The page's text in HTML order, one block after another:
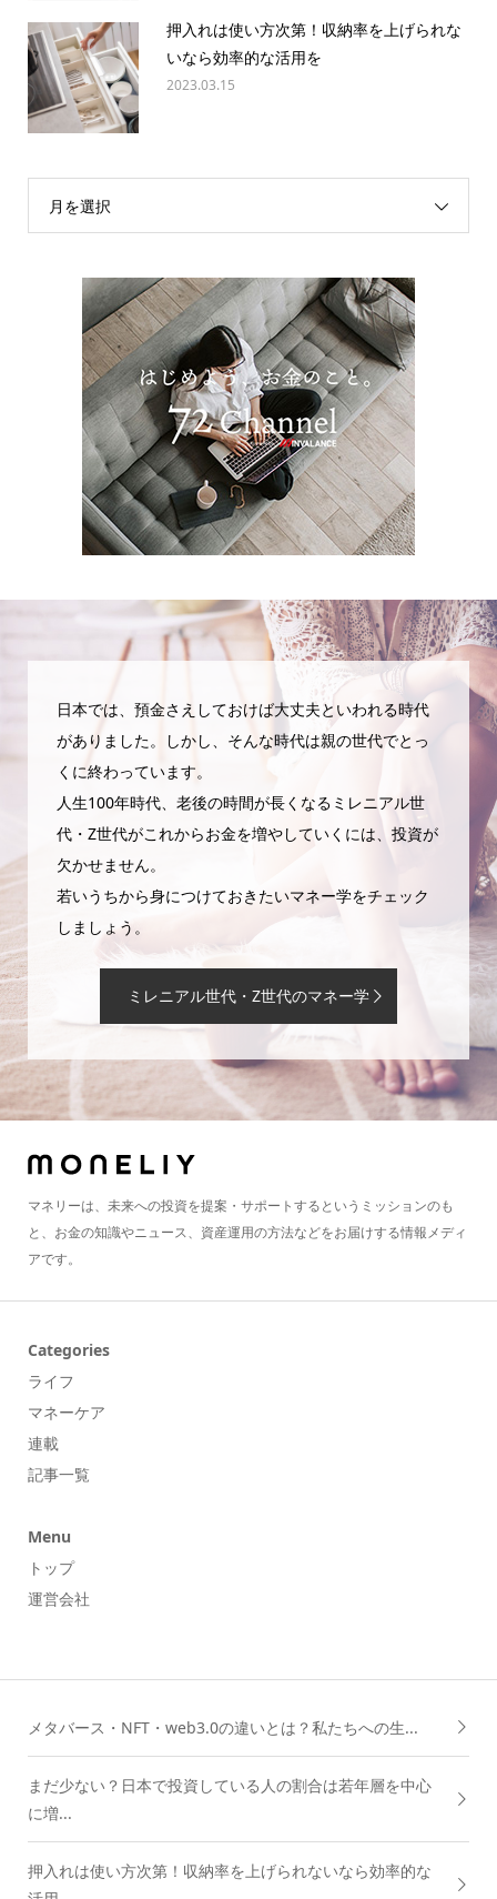
押入れは使い方次第！収納率を上げられな
いなら効率的な活用を
2023.03.15
月を選択
日本では、預金さえしておけば大丈夫といわれる時代
がありました。しかし、そんな時代は親の世代でとっ
くに終わっています。
人生100年時代、老後の時間が長くなるミレニアル世
代・Z世代がこれからお金を増やしていくには、投資が
欠かせません。
若いうちから身につけておきたいマネー学をチェック
しましょう。
ミレニアル世代・Z世代のマネー学
マネリーは、未来への投資を提案・サポートするというミッションのも
と、お金の知識やニュース、資産運用の方法などをお届けする情報メディ
アです。
Categories
ライフ
マネーケア
連載
記事一覧
Menu
トップ
運営会社
メタバース・NFT・web3.0の違いとは？私たちへの生...
まだ少ない？日本で投資している人の割合は若年層を中心
に増...
押入れは使い方次第！収納率を上げられないなら効率的な